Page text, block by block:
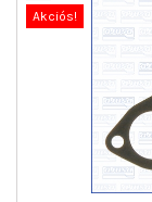
Akciós!